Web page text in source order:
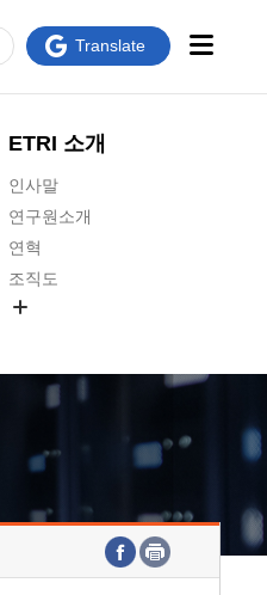
ETRI 소개
인사말
연구원소개
연혁
조직도
연구원 고객헌장
주요업무연락처
Translate